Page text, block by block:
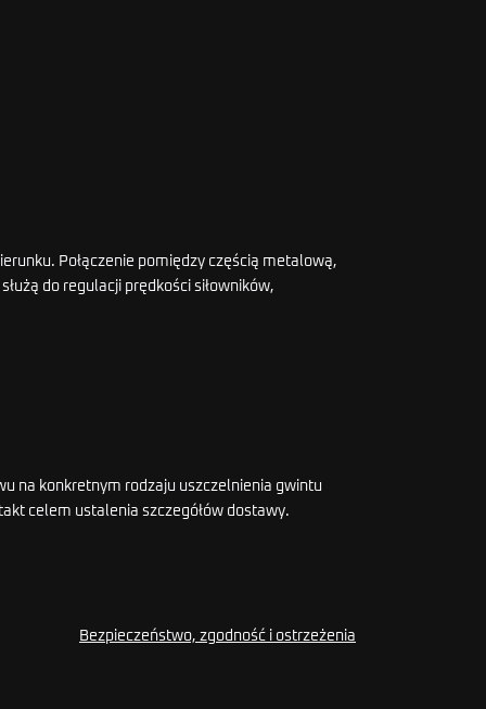
Połączenie pomiędzy częścią metalową,
do regulacji prędkości siłowników,
na konkretnym rodzaju uszczelnienia gwintu
celem ustalenia szczegółów dostawy.
Bezpieczeństwo, zgodność i ostrzeżenia